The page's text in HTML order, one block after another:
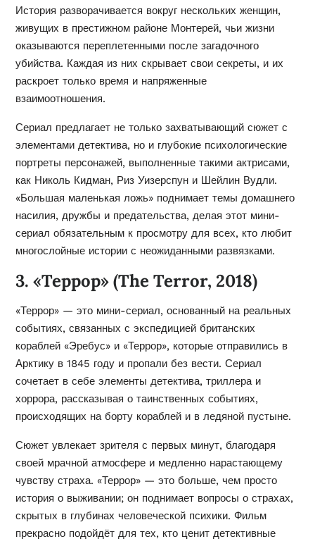
История разворачивается вокруг нескольких женщин,
живущих в престижном районе Монтерей, чьи жизни
оказываются переплетенными после загадочного
убийства. Каждая из них скрывает свои секреты, и их
раскроет только время и напряженные
взаимоотношения.
Сериал предлагает не только захватывающий сюжет с
элементами детектива, но и глубокие психологические
портреты персонажей, выполненные такими актрисами,
как Николь Кидман, Риз Уизерспун и Шейлин Вудли.
«Большая маленькая ложь» поднимает темы домашнего
насилия, дружбы и предательства, делая этот мини-
сериал обязательным к просмотру для всех, кто любит
многослойные истории с неожиданными развязками.
3. «Террор» (The Terror, 2018)
«Террор» — это мини-сериал, основанный на реальных
событиях, связанных с экспедицией британских
кораблей «Эребус» и «Террор», которые отправились в
Арктику в 1845 году и пропали без вести. Сериал
сочетает в себе элементы детектива, триллера и
хоррора, рассказывая о таинственных событиях,
происходящих на борту кораблей и в ледяной пустыне.
Сюжет увлекает зрителя с первых минут, благодаря
своей мрачной атмосфере и медленно нарастающему
чувству страха. «Террор» — это больше, чем просто
история о выживании; он поднимает вопросы о страхах,
скрытых в глубинах человеческой психики. Фильм
прекрасно подойдёт для тех, кто ценит детективные